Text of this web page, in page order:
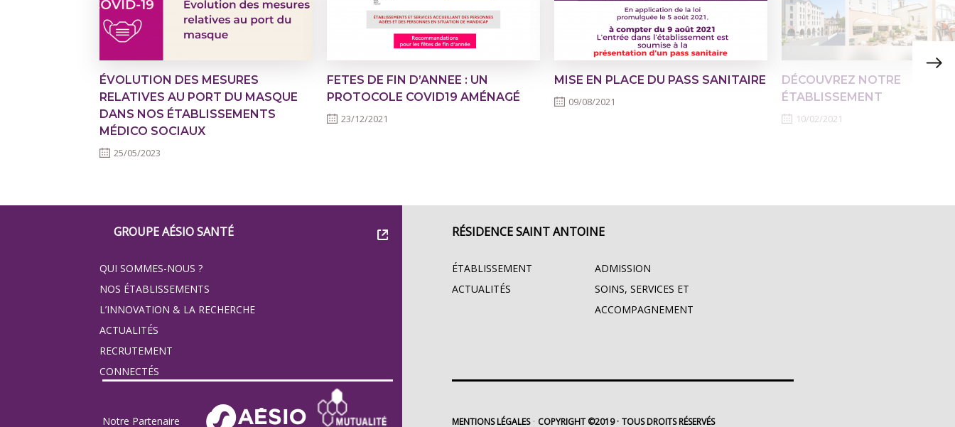
ÉVOLUTION DES MESURES
RELATIVES AU PORT DU MASQUE
DANS NOS ÉTABLISSEMENTS
MÉDICO SOCIAUX
25/05/2023
FETES DE FIN D’ANNEE : UN
PROTOCOLE COVID19 AMÉNAGÉ
23/12/2021
MISE EN PLACE DU PASS SANITAIRE
09/08/2021
DÉCOUVREZ NOTRE
ÉTABLISSEMENT
10/02/2021
Footer
Groupe
Eovi
pour
les
minis
site
GROUPE AÉSIO SANTÉ
QUI SOMMES-NOUS ?
NOS ÉTABLISSEMENTS
L’INNOVATION & LA RECHERCHE
ACTUALITÉS
RECRUTEMENT
CONNECTÉS
Notre Partenaire
RÉSIDENCE SAINT ANTOINE
ÉTABLISSEMENT
ADMISSION
ACTUALITÉS
SOINS, SERVICES ET
ACCOMPAGNEMENT
MENTIONS LÉGALES COPYRIGHT ©2019 TOUS DROITS RÉSERVÉS